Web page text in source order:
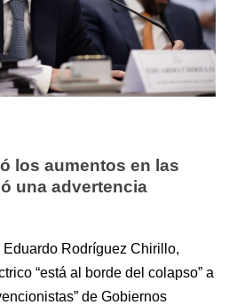
los aumentos en las
una advertencia
Rodríguez Chirillo,
“está al borde del colapso” a
de Gobiernos